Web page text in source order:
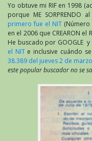
Yo obtuve mi RIF en 1998
porque ME SORPRENDO al
primero fue el NIT
en el 2006 que CREARON
He buscado por GOOGLE y
el NITe inclusive cuándo
38.389 del jueves 2 de
este popular buscador no se